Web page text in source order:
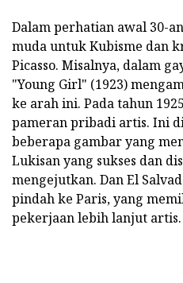
Dalam perhatian awal 30-
muda untuk Kubisme dan
Picasso. Misalnya, dalam
"Young Girl" (1923)
ke arah ini. Pada tahun
pameran pribadi artis. Ini
beberapa gambar yang
Lukisan yang sukses dan
mengejutkan. Dan El
pindah ke Paris, yang
pekerjaan lebih lanjut artis.